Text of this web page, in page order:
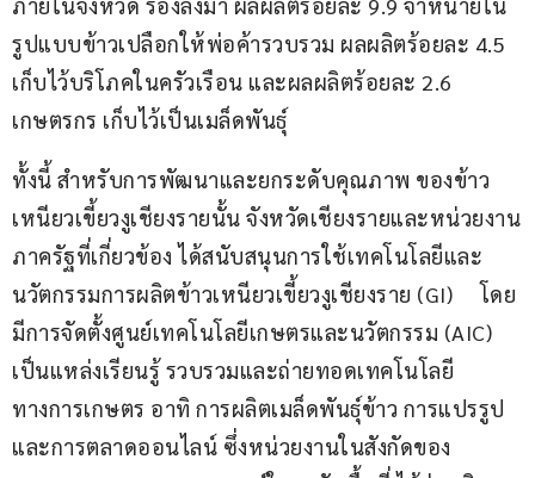
ภายในจังหวัด รองลงมา ผลผลิตร้อยละ 9.9 จำหน่ายใน
รูปแบบข้าวเปลือกให้พ่อค้ารวบรวม ผลผลิตร้อยละ 4.5
เก็บไว้บริโภคในครัวเรือน และผลผลิตร้อยละ 2.6
เกษตรกร เก็บไว้เป็นเมล็ดพันธุ์
ทั้งนี้ สำหรับการพัฒนาและยกระดับคุณภาพ ของข้าว
เหนียวเขี้ยวงูเชียงรายนั้น จังหวัดเชียงรายและหน่วยงาน
ภาครัฐที่เกี่ยวข้อง ได้สนับสนุนการใช้เทคโนโลยีและ
นวัตกรรมการผลิตข้าวเหนียวเขี้ยวงูเชียงราย (GI)     โดย
มีการจัดตั้งศูนย์เทคโนโลยีเกษตรและนวัตกรรม (AIC)
เป็นแหล่งเรียนรู้ รวบรวมและถ่ายทอดเทคโนโลยี
ทางการเกษตร อาทิ การผลิตเมล็ดพันธุ์ข้าว การแปรรูป
และการตลาดออนไลน์ ซึ่งหน่วยงานในสังกัดของ